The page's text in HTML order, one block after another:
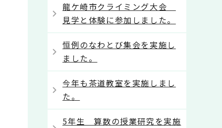
龍ケ崎市クライミング大会
見学と体験に参加しました。
恒例のなわとび集会を実施し
ました。
今年も茶道教室を実施しまし
た。
5年生 算数の授業研究を実施